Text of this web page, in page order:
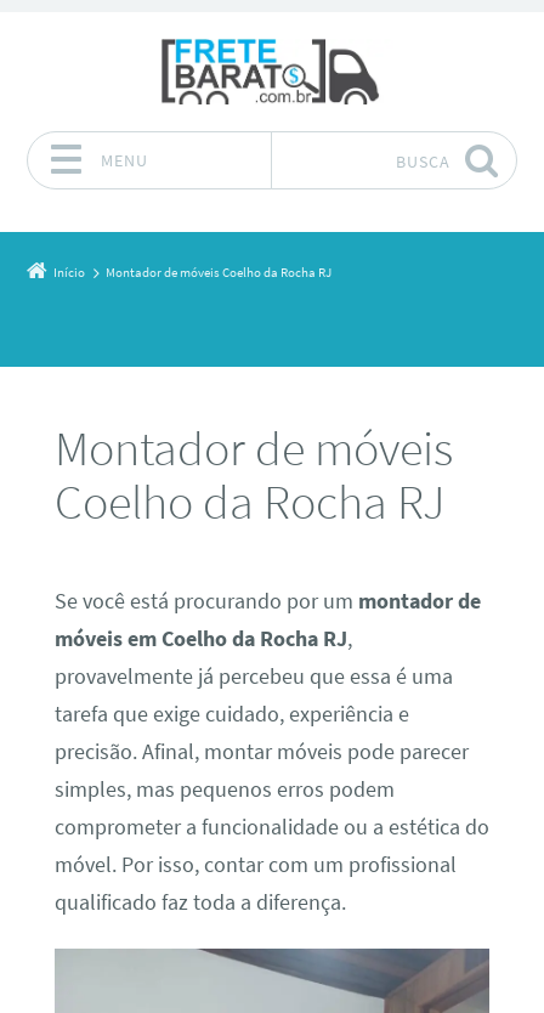
MENU BUSCA
Início Montador de móveis Coelho da Rocha RJ
Montador de móveis
Coelho da Rocha RJ
Se você está procurando por um montador de
móveis em Coelho da Rocha RJ,
provavelmente já percebeu que essa é uma
tarefa que exige cuidado, experiência e
precisão. Afinal, montar móveis pode parecer
simples, mas pequenos erros podem
comprometer a funcionalidade ou a estética do
móvel. Por isso, contar com um profissional
qualificado faz toda a diferença.